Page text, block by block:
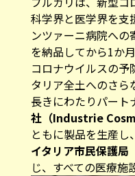
科学界と医学界を支
ンツァーニ病院への
を納品してから1か
コロナウイルスの予
タリア全土へのさら
長きにわたりパート
社（Industrie
ともに製品を生産
イタリア市民保護
じ、すべての医療施